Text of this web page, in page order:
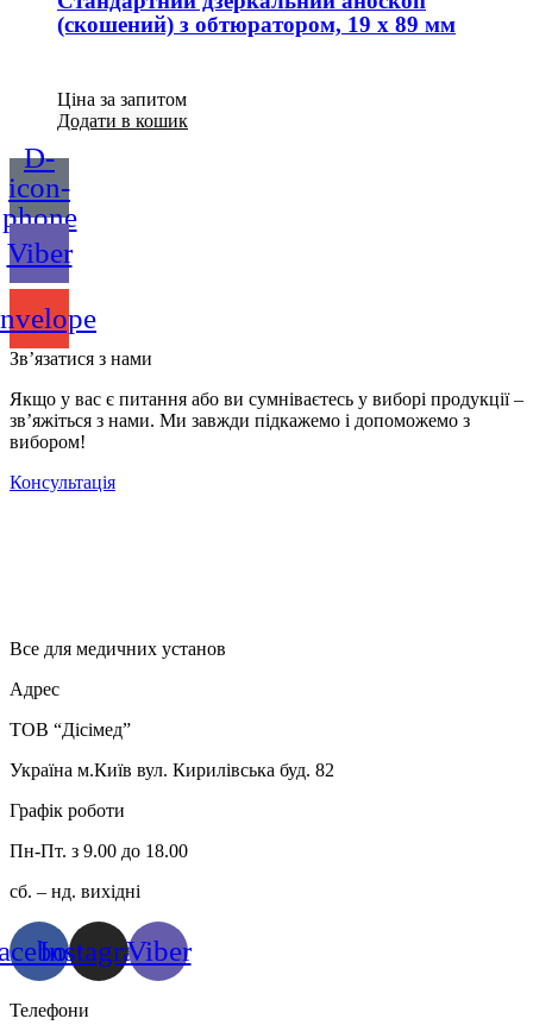
(скошений) з обтюратором, 19 х 89 мм
Ціна за запитом
Додати в кошик
D-
icon-
phone
Viber
Зв’язатися з нами
Якщо у вас є питання або ви сумніваєтесь у виборі продукції –
зв’яжіться з нами. Ми завжди підкажемо і допоможемо з
вибором!
Консультація
Все для медичних установ
Адрес
ТОВ “Дісімед”
Україна м.Київ вул. Кирилівська буд. 82
Графік роботи
Пн-Пт. з 9.00 до 18.00
сб. – нд. вихідні
InstagramViber
Телефони